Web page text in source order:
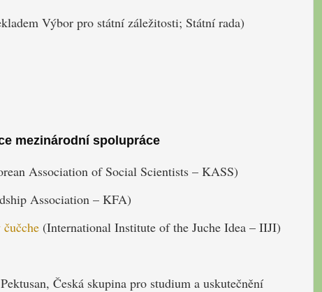
Výbor pro státní záležitosti; Státní rada)
mezinárodní spolupráce
Association of Social Scientists – KASS)
Association – KFA)
(International Institute of the Juche Idea – IIJI)
Česká skupina pro studium a uskutečnění